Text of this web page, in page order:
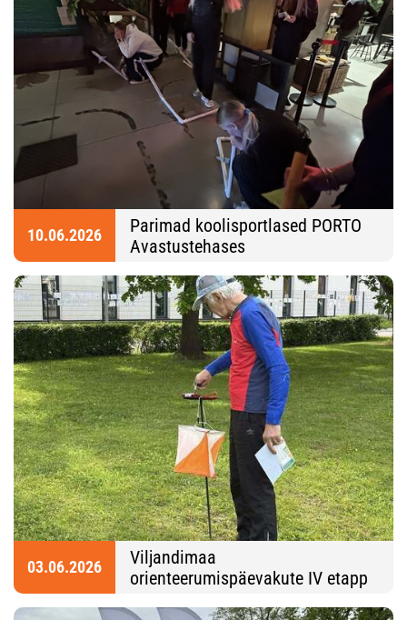
10.06.2026
Parimad koolisportlased PORTO
Avastustehases
03.06.2026
Viljandimaa
orienteerumispäevakute IV etapp